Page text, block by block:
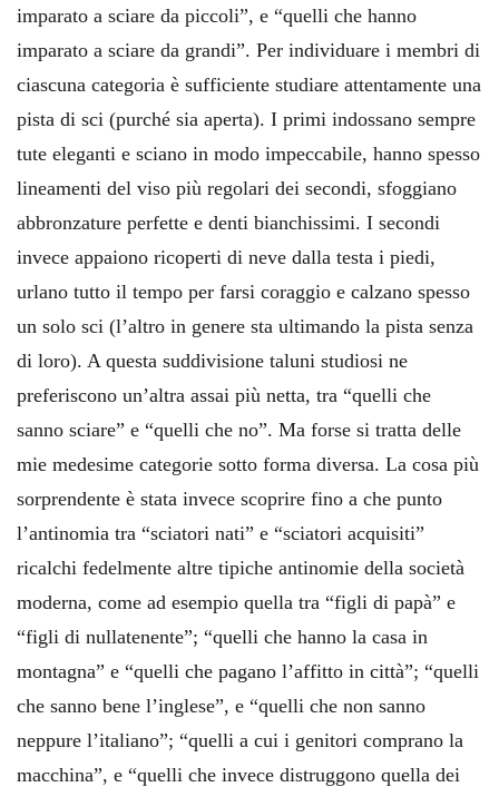
imparato a sciare da piccoli”, e “quelli che hanno
imparato a sciare da grandi”. Per individuare i membri di
ciascuna categoria è sufficiente studiare attentamente una
pista di sci (purché sia aperta). I primi indossano sempre
tute eleganti e sciano in modo impeccabile, hanno spesso
lineamenti del viso più regolari dei secondi, sfoggiano
abbronzature perfette e denti bianchissimi. I secondi
invece appaiono ricoperti di neve dalla testa i piedi,
urlano tutto il tempo per farsi coraggio e calzano spesso
un solo sci (l’altro in genere sta ultimando la pista senza
di loro). A questa suddivisione taluni studiosi ne
preferiscono un’altra assai più netta, tra “quelli che
sanno sciare” e “quelli che no”. Ma forse si tratta delle
mie medesime categorie sotto forma diversa. La cosa più
sorprendente è stata invece scoprire fino a che punto
l’antinomia tra “sciatori nati” e “sciatori acquisiti”
ricalchi fedelmente altre tipiche antinomie della società
moderna, come ad esempio quella tra “figli di papà” e
“figli di nullatenente”; “quelli che hanno la casa in
montagna” e “quelli che pagano l’affitto in città”; “quelli
che sanno bene l’inglese”, e “quelli che non sanno
neppure l’italiano”; “quelli a cui i genitori comprano la
macchina”, e “quelli che invece distruggono quella dei